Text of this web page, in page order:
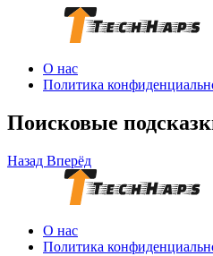
О нас
Политика
Поисковые
Назад Вперёд
О нас
Политика